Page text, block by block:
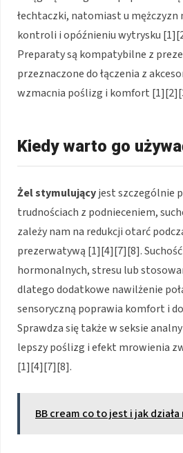
łechtaczki, natomiast u mężczyzn
kontroli i opóźnieniu wytrysku
Preparaty są kompatybilne z
przeznaczone do łączenia z
wzmacnia poślizg i komfort
Kiedy warto go
Żel stymulującyjest szczególnie
trudnościach z podnieceniem,
zależy nam na redukcji otarć
prezerwatywą [1][4][7][8].
hormonalnych, stresu lub
dlatego dodatkowe nawilżenie
sensoryczną poprawia komfort i
Sprawdza się także w seksie
lepszy poślizg i efekt mrowienia
[1][4][7][8].
BB cream co to jest i jak działa